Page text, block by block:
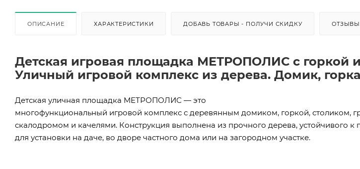
ОПИСАНИЕ ХАРАКТЕРИСТИКИ ДОБАВЬ ТОВАРЫ - ПОЛУЧИ СКИДКУ ОТЗЫВЫ
Детская игровая площадка МЕТРОПОЛИС с горкой
Уличный игровой комплекс из дерева. Домик,
Детская уличная площадка МЕТРОПОЛИС — это
многофункциональный игровой комплекс с деревянным домиком, горкой, столиком,
скалодромом и качелями. Конструкция выполнена из прочного дерева, устойчивого
для установки на даче, во дворе частного дома или на загородном участке.